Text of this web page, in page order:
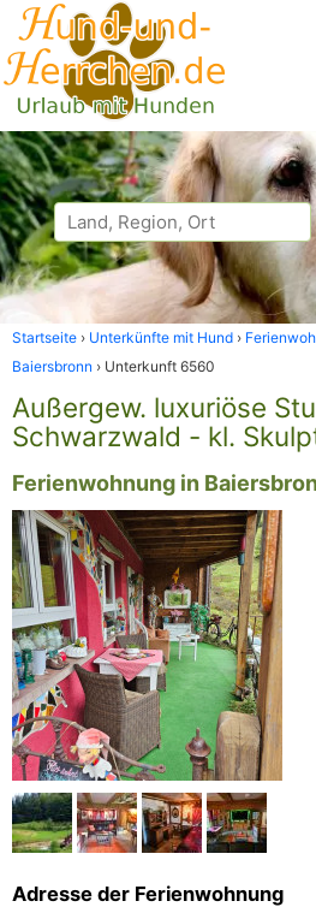
Startseite Unterkünfte mit Hund
Baiersbronn
Unterkunft 6560
Außergew. luxuriöse
Schwarzwald - kl.
Ferienwohnung in
Adresse der Ferienwohnung